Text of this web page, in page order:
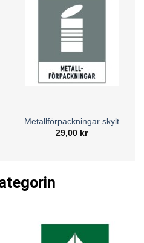
är en viktig del av en
Genom tydlig
bättre återvinning och
skyltar som passar din
Metallförpackningar skylt
29,00 kr